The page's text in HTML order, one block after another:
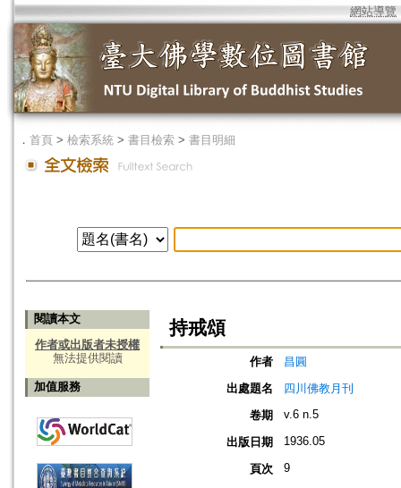
網站導覽
． 首頁 > 檢索系統 > 書目檢索 > 書目明細
閱讀本文
作者或出版者未授權
無法提供閱讀
加值服務
持戒頌
作者
昌圓
出處題名
四川佛教月刊
卷期
v.6 n.5
出版日期 1936.05
頁次 9